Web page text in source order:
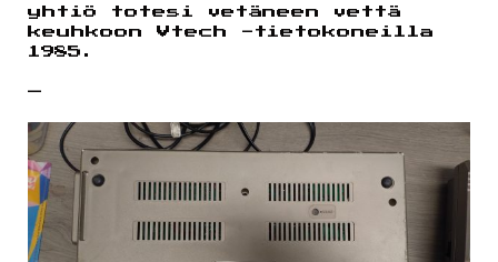
yhtiö totesi vetäneen vettä
keuhkoon Vtech -tietokoneilla
1985.
—